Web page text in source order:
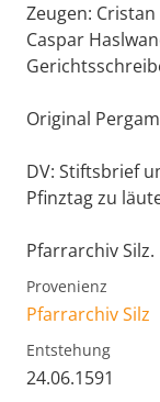
Zeugen:
Caspar
Original
DV: Stiftsbrief
Pfinztag zu
Pfarrarchiv Silz.
Provenienz
Pfarrarchiv Silz
Entstehung
24.06.1591